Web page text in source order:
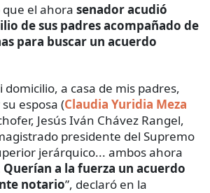
el ahora senador acudió
de sus padres acompañado de
para buscar un acuerdo
a casa de mis padres,
esposa (Claudia Yuridia Meza
Jesús Iván Chávez Rangel,
presidente del Supremo
jerárquico... ambos ahora
Querían a la fuerza un acuerdo
notario”, declaró en la